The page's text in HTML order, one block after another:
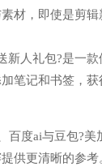
材，即使是剪
人礼包?是一款
笔记和书签，获
百度ai与豆包?
供更清晰的参考